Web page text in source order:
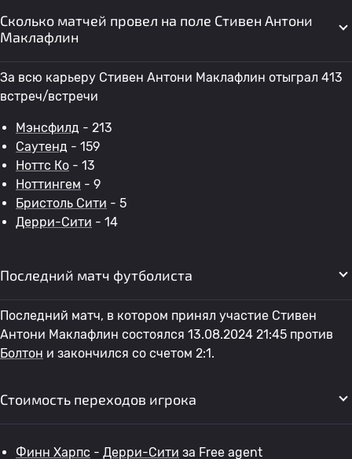
Сколько матчей провел на поле Стивен Антони
Маклафлин
За всю карьеру Стивен Антони Маклафлин отыграл 413
встреч/встречи
Мэнсфилд - 213
Саутенд - 159
Ноттс Ко - 13
Ноттингем - 9
Бристоль Сити - 5
Дерри-Сити - 14
Последний матч футболиста
Последний матч, в котором принял участие Стивен
Антони Маклафлин состоялся 13.08.2024 21:45 против
Болтон и закончился со счетом 2:1.
Стоимость переходов игрока
Финн Харпс - Дерри-Сити за Free agent